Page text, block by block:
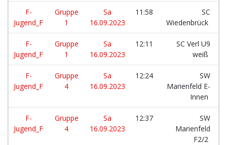
F-
Jugend_F
Gruppe
1
Sa
16.09.2023
11:58
SC
Wiedenbrück
F-
Jugend_F
Gruppe
1
Sa
16.09.2023
12:11
SC Verl U9
weiß
F-
Jugend_F
Gruppe
4
Sa
16.09.2023
12:24
SW
Marienfeld E-
Innen
F-
Jugend_F
Gruppe
4
Sa
16.09.2023
12:37
SW
Marienfeld
F2/2